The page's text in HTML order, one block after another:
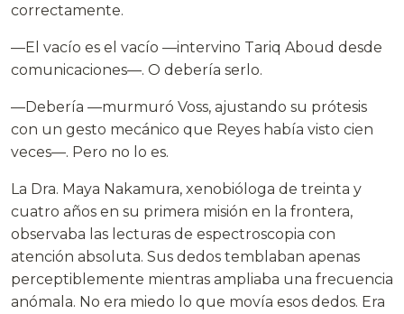
correctamente.
—El vacío es el vacío —intervino Tariq Aboud desde
comunicaciones—. O debería serlo.
—Debería —murmuró Voss, ajustando su prótesis
con un gesto mecánico que Reyes había visto cien
veces—. Pero no lo es.
La Dra. Maya Nakamura, xenobióloga de treinta y
cuatro años en su primera misión en la frontera,
observaba las lecturas de espectroscopia con
atención absoluta. Sus dedos temblaban apenas
perceptiblemente mientras ampliaba una frecuencia
anómala. No era miedo lo que movía esos dedos. Era